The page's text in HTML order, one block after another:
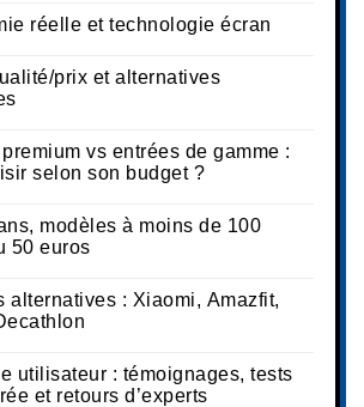
réelle et technologie écran
prix et alternatives
vs entrées de gamme :
selon son budget ?
modèles à moins de 100
50 euros
alternatives : Xiaomi, Amazfit,
utilisateur : témoignages, tests
et retours d’experts